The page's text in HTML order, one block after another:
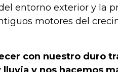
entorno exterior y la
motores del
con nuestro duro